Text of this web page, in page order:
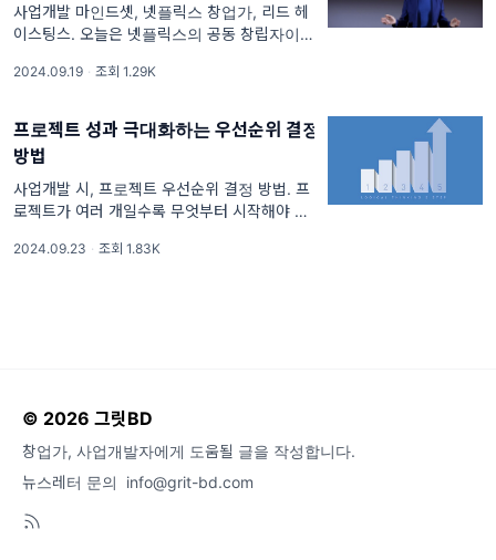
사업개발 마인드셋, 넷플릭스 창업가, 리드 헤
이스팅스. 오늘은 넷플릭스의 공동 창립자이자
의 사업개발 마인드셋에 대해 살펴보겠습니다.
중
2024.09.19 · 조회 1.29K
프로젝트 성과 극대화하는 우선순위 결정
방법
사업개발 시, 프로젝트 우선순위 결정 방법. 프
로젝트가 여러 개일수록 무엇부터 시작해야 할
하고, 어떤 프로젝트를 먼저 추진해야 성과를
2024.09.23 · 조회 1.83K
© 2026 그릿BD
창업가, 사업개발자에게 도움될 글을 작성합니다.
뉴스레터 문의
info@grit-bd.com